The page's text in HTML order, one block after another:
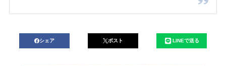
シェア ポスト LINEで送る